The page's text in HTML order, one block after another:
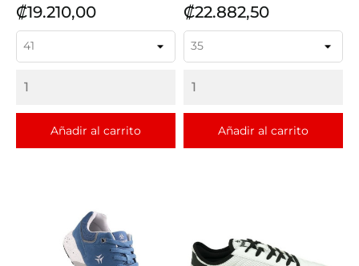
Precio
₡19.210,00
Añadir al carrito
Precio
₡22.882,50
Añadir al carrito